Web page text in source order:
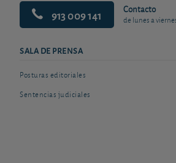
913 009 141 Contacto
de lunes a
SALA DE PRENSA
Posturas editoriales
Sentencias judiciales